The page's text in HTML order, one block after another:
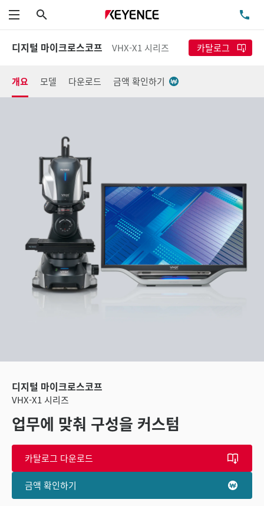
메뉴
디지털 마이크로스코프 VHX-X1 시리즈 카탈로그
개요 모델 다운로드 금액 확인하기
디지털 마이크로스코프
VHX-X1 시리즈
업무에 맞춰 구성을 커스텀
카탈로그 다운로드
금액 확인하기